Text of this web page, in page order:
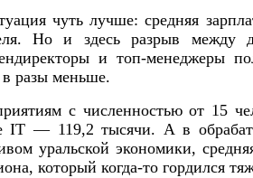
чуть лучше: средняя
Но и здесь разрыв между
и топ-менеджеры
разы меньше.
с численностью от 15
— 119,2 тысячи. А в
уральской экономики,
который когда-то гордился